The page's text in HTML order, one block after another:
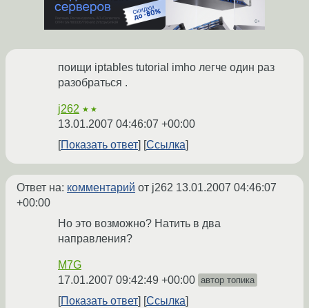
поищи iptables tutorial imho легче один раз
разобраться .
j262 ★★
13.01.2007 04:46:07 +00:00
Показать ответ
Ссылка
Ответ на: комментарий от j262 13.01.2007 04:46:07
+00:00
Но это возможно? Натить в два
направления?
M7G
17.01.2007 09:42:49 +00:00 автор топика
Показать ответ Ссылка